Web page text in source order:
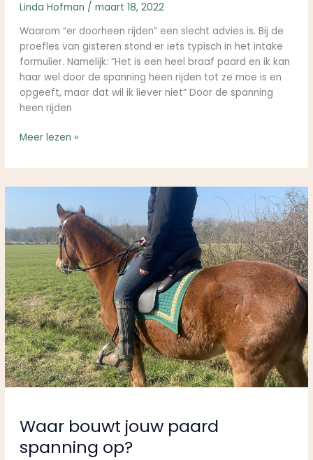
Linda Hofman / maart 18, 2022
Waarom “er doorheen rijden” een slecht advies is. Bij de
proefles van gisteren stond er iets typisch in het intake
formulier. Namelijk: “Het is een heel braaf paard en ik kan
haar wel door de spanning heen rijden tot ze moe is en
opgeeft, maar dat wil ik liever niet” Door de spanning
heen rijden
Meer lezen »
Waar bouwt jouw paard
spanning op?
jouw
paard
spanning
op?